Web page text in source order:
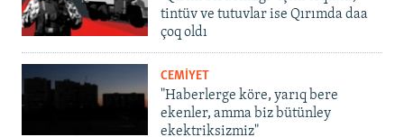
tintüv ve tutuvlar ise Qırımda daa
çoq oldı
CEMİYET
"Haberlerge köre, yarıq bere
ekenler, amma biz bütünley
ekektriksizmiz"